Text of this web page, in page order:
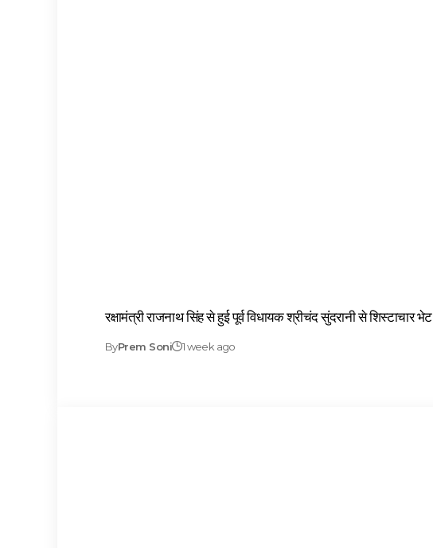
रक्षामंत्री राजनाथ सिंह से हुई पूर्व विधायक श्रीचंद सुंदरानी से शिस्टाचार भेट
ByPrem Soni 1 week ago